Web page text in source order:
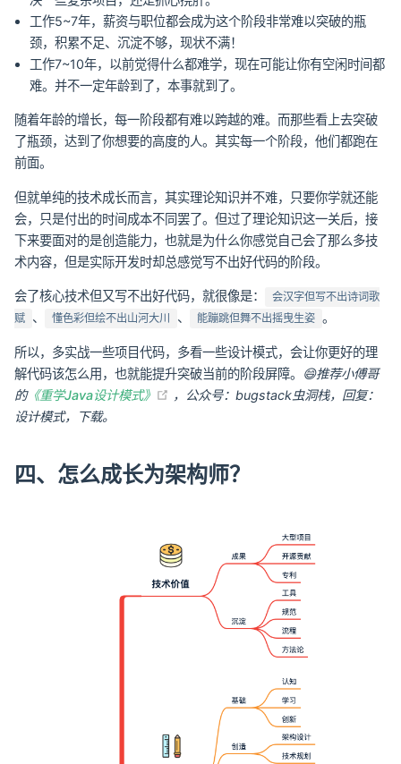
工作5~7年，薪资与职位都会成为这个阶段非常难以突破的瓶
颈，积累不足、沉淀不够，现状不满！
工作7~10年，以前觉得什么都难学，现在可能让你有空闲时间都
难。并不一定年龄到了，本事就到了。
随着年龄的增长，每一阶段都有难以跨越的难。而那些看上去突破
了瓶颈，达到了你想要的高度的人。其实每一个阶段，他们都跑在
前面。
但就单纯的技术成长而言，其实理论知识并不难，只要你学就还能
会，只是付出的时间成本不同罢了。但过了理论知识这一关后，接
下来要面对的是创造能力，也就是为什么你感觉自己会了那么多技
术内容，但是实际开发时却总感觉写不出好代码的阶段。
会了核心技术但又写不出好代码，就很像是：
会汉字但写不出诗词歌
赋
、 懂色彩但绘不出山河大川 、 能蹦跳但舞不出摇曳生姿 。
所以，多实战一些项目代码，多看一些设计模式，会让你更好的理
解代码该怎么用，也就能提升突破当前的阶段屏障。
😄推荐小傅哥
的《重学Java设计模式》 (opens new window)
，公众号：bugstack虫洞栈，回复：
设计模式，下载。
四、怎么成长为架构师？